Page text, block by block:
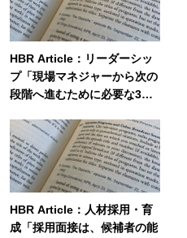
HBR Article：リーダーシッ
プ「現場マネジャーから次の
段階へ進むために必要な3つ
HBR Article：人材採用・育
成「採用面接は、候補者の能